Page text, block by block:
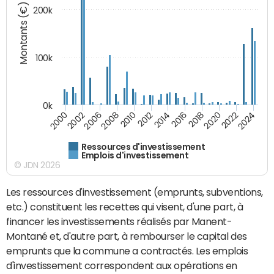
Montants (€)
Ressources d'investissement
Emplois d'investissement
200020022006200820102012201420162018202020222024
0k
100k
200k
© JDN 2026
Les ressources d'investissement (emprunts, subventions,
etc.) constituent les recettes qui visent, d'une part, à
financer les investissements réalisés par Manent-
Montané et, d'autre part, à rembourser le capital des
emprunts que la commune a contractés. Les emplois
d'investissement correspondent aux opérations en